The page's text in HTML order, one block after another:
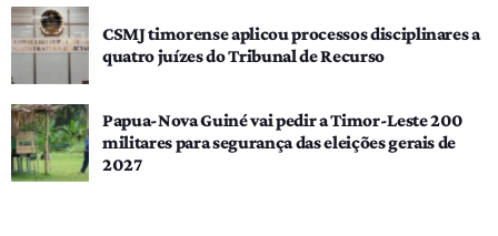
CSMJ timorense aplicou processos disciplinares a
quatro juízes do Tribunal de Recurso
Papua-Nova Guiné vai pedir a Timor-Leste 200
militares para segurança das eleições gerais de
2027